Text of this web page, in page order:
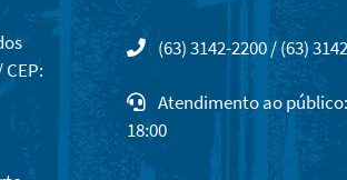
(63) 3142-2200 / (63)
Atendimento ao
18:00